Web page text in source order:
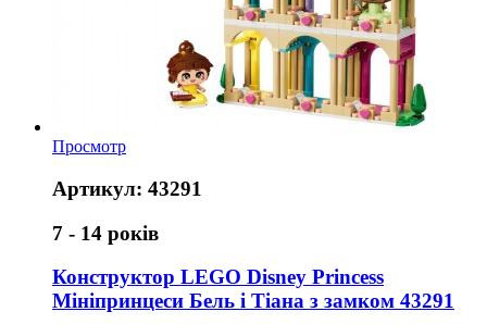
Просмотр
Артикул: 43291
7 - 14 років
Конструктор LEGO Disney Princess
Мініпринцеси Бель і Тіана з замком 43291